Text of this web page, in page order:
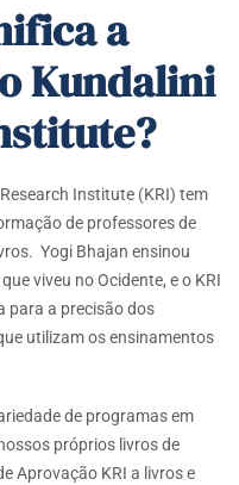
a
Kundalini
Institute (KRI) tem
de professores de
Yogi Bhajan ensinou
viveu no Ocidente, e o KRI
para a precisão dos
utilizam os ensinamentos
de programas em
próprios livros de
Aprovação KRI a livros e